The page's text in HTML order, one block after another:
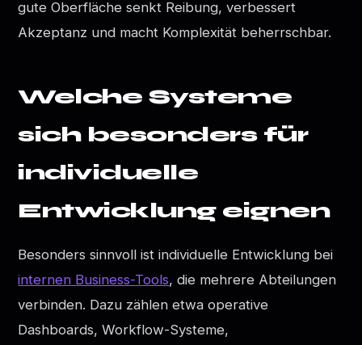
gute Oberfläche senkt Reibung, verbessert
Akzeptanz und macht Komplexität beherrschbar.
Welche Systeme
sich besonders für
individuelle
Entwicklung eignen
Besonders sinnvoll ist individuelle Entwicklung bei
internen Business-Tools, die mehrere Abteilungen
verbinden. Dazu zählen etwa operative
Dashboards, Workflow-Systeme,